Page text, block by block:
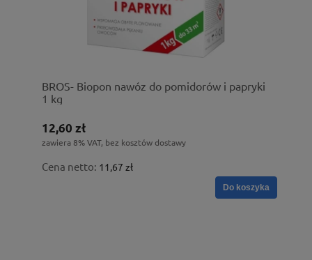
BROS- Biopon nawóz do pomidorów i papryki
1 kg
12,60 zł
zawiera 8% VAT, bez kosztów dostawy
Cena netto: 11,67 zł
Do koszyka